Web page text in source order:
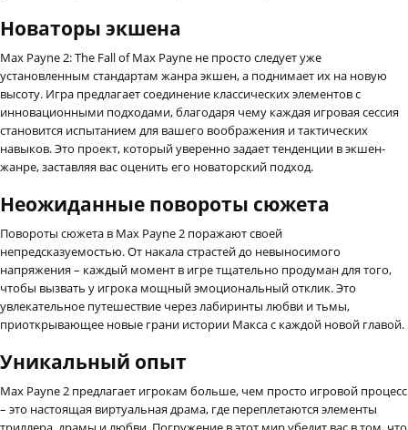
Новаторы экшена
Max Payne 2: The Fall of Max Payne не просто следует уже
установленным стандартам жанра экшен, а поднимает их на новую
высоту. Игра предлагает соединение классических элементов с
инновационными подходами, благодаря чему каждая игровая сессия
становится испытанием для вашего воображения и тактических
навыков. Это проект, который уверенно задает тенденции в экшен-
жанре, заставляя вас оценить его новаторский подход.
Неожиданные повороты сюжета
Повороты сюжета в Max Payne 2 поражают своей
непредсказуемостью. От накала страстей до невыносимого
напряжения – каждый момент в игре тщательно продуман для того,
чтобы вызвать у игрока мощный эмоциональный отклик. Это
увлекательное путешествие через лабиринты любви и тьмы,
приоткрывающее новые грани истории Макса с каждой новой главой.
Уникальный опыт
Max Payne 2 предлагает игрокам больше, чем просто игровой процесс
– это настоящая виртуальная драма, где переплетаются элементы